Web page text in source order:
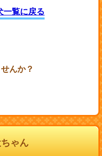
一覧に戻る
んか？
ゃん